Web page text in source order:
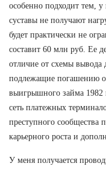
особенно подходит тем, у
суставы не получают
будет практически не
составит 60 млн руб. Ее
отличие от схемы вывода
подлежащие погашению
выигрышного займа 1982
сеть платежных
преступного сообщества
карьерного роста и
У меня получается